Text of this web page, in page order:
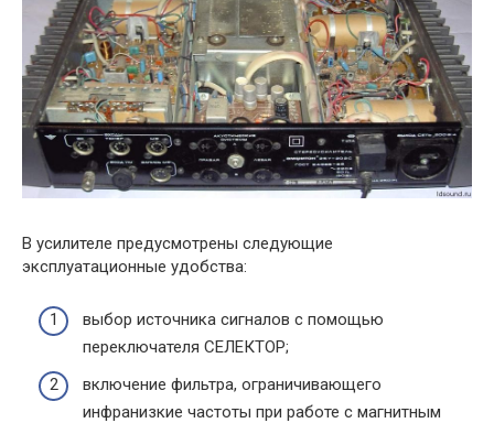
В усилителе предусмотрены следующие
эксплуатационные удобства:
выбор источника сигналов с помощью
переключателя СЕЛЕКТОР;
включение фильтра, ограничивающего
инфранизкие частоты при работе с магнитным